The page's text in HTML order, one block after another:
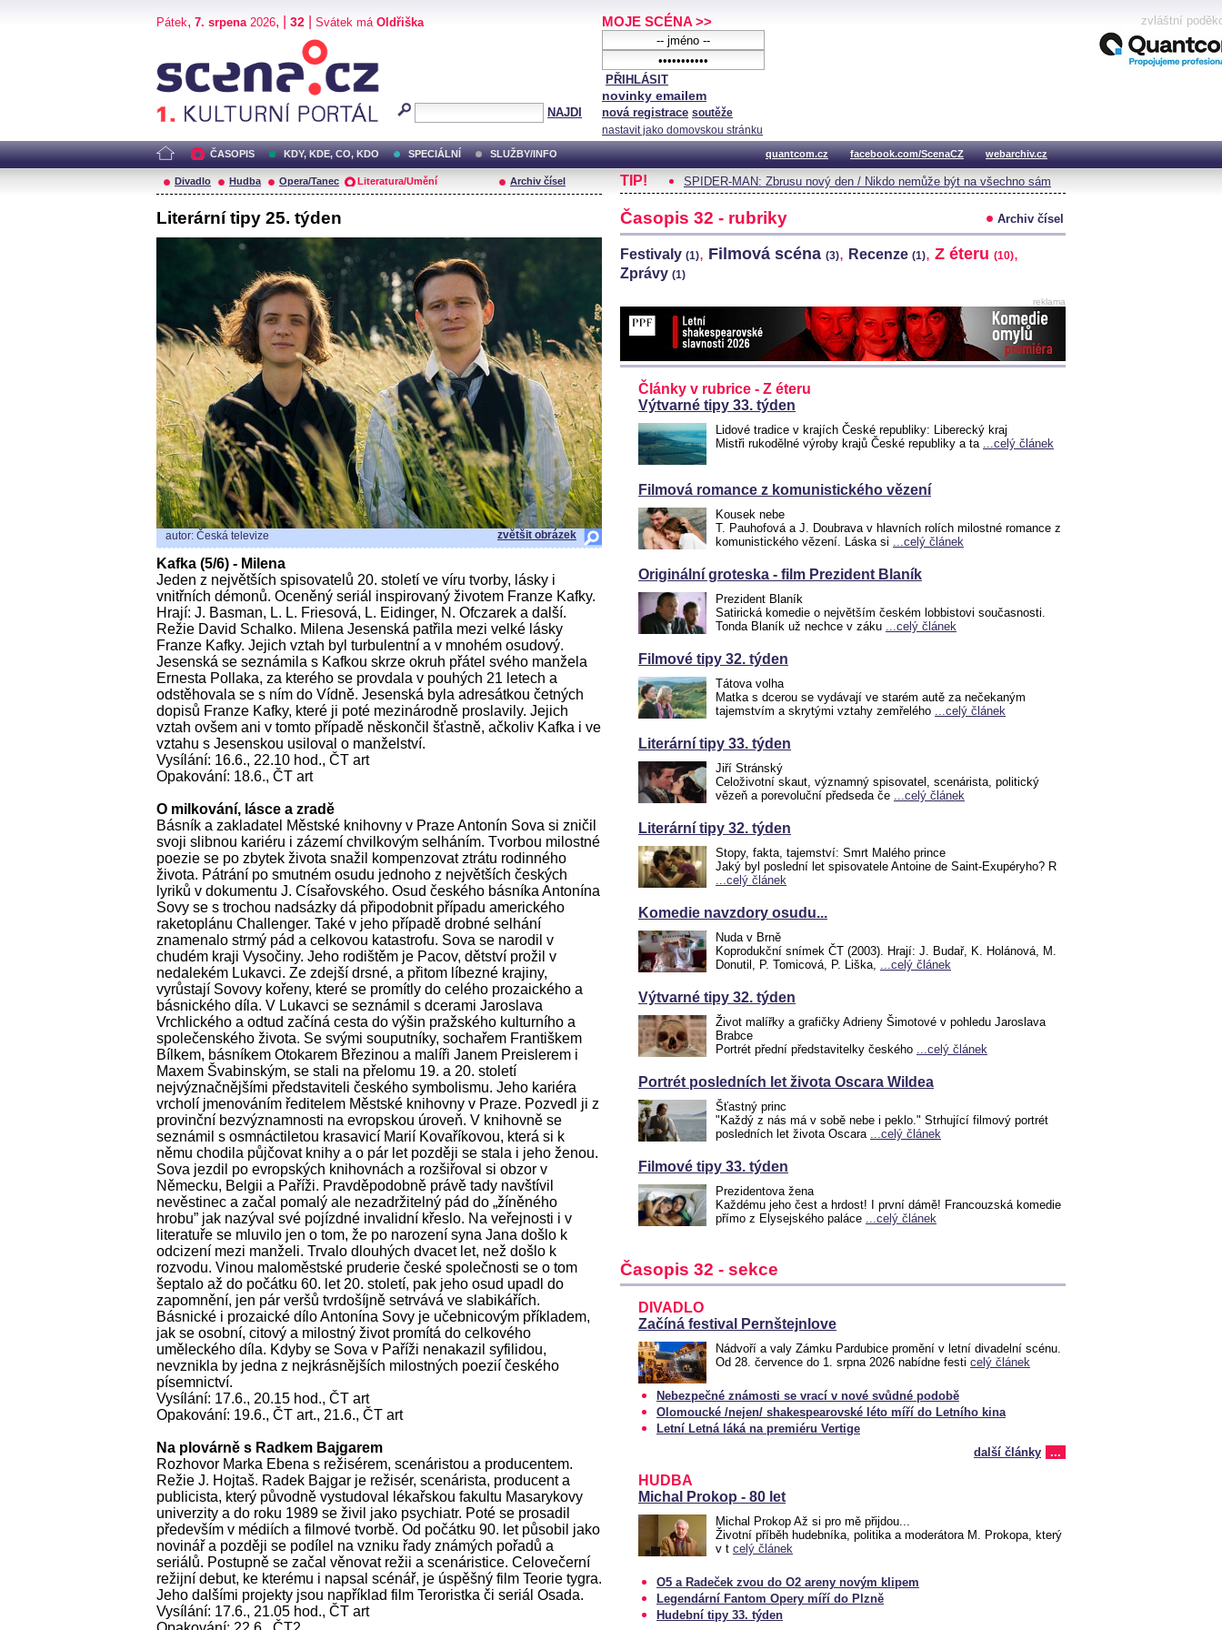
Pátek, 7. srpena2026, | 32 Svátek má Oldřiška
NAJDI
MOJE SCÉNA >>
PŘIHLÁSIT
novinky emailem
nová registrace soutěže
nastavit jako domovskou stránku
zvláštní
ČASOPIS KDY, KDE, CO, KDO SPECIÁLNÍ SLUŽBY/INFO quantcom.cz facebook.com/ScenaCZ webarchiv.cz
Divadlo Hudba Opera/Tanec Literatura/Umění Archiv čísel
Literární tipy 25. týden
autor: Česká televize zvětšit obrázek
Kafka (5/6) - Milena
Jeden z největších spisovatelů 20. století ve víru tvorby, lásky i
vnitřních démonů. Oceněný seriál inspirovaný životem Franze Kafky.
Hrají: J. Basman, L. L. Friesová, L. Eidinger, N. Ofczarek a další.
Režie David Schalko. Milena Jesenská patřila mezi velké lásky
Franze Kafky. Jejich vztah byl turbulentní a v mnohém osudový.
Jesenská se seznámila s Kafkou skrze okruh přátel svého manžela
Ernesta Pollaka, za kterého se provdala v pouhých 21 letech a
odstěhovala se s ním do Vídně. Jesenská byla adresátkou četných
dopisů Franze Kafky, které ji poté mezinárodně proslavily. Jejich
vztah ovšem ani v tomto případě něskončil šťastně, ačkoliv Kafka i ve
vztahu s Jesenskou usiloval o manželství.
Vysílání: 16.6., 22.10 hod., ČT art
Opakování: 18.6., ČT art
O milkování, lásce a zradě
Básník a zakladatel Městské knihovny v Praze Antonín Sova si zničil
svoji slibnou kariéru i zázemí chvilkovým selháním. Tvorbou milostné
poezie se po zbytek života snažil kompenzovat ztrátu rodinného
života. Pátrání po smutném osudu jednoho z největších českých
lyriků v dokumentu J. Císařovského. Osud českého básníka Antonína
Sovy se s trochou nadsázky dá připodobnit případu amerického
raketoplánu Challenger. Také v jeho případě drobné selhání
znamenalo strmý pád a celkovou katastrofu. Sova se narodil v
chudém kraji Vysočiny. Jeho rodištěm je Pacov, dětství prožil v
nedalekém Lukavci. Ze zdejší drsné, a přitom líbezné krajiny,
vyrůstají Sovovy kořeny, které se promítly do celého prozaického a
básnického díla. V Lukavci se seznámil s dcerami Jaroslava
Vrchlického a odtud začíná cesta do výšin pražského kulturního a
společenského života. Se svými souputníky, sochařem Františkem
Bílkem, básníkem Otokarem Březinou a malíři Janem Preislerem i
Maxem Švabinským, se stali na přelomu 19. a 20. století
nejvýznačnějšími představiteli českého symbolismu. Jeho kariéra
vrcholí jmenováním ředitelem Městské knihovny v Praze. Pozvedl ji z
provinční bezvýznamnosti na evropskou úroveň. V knihovně se
seznámil s osmnáctiletou krasavicí Marií Kovaříkovou, která si k
němu chodila půjčovat knihy a o pár let později se stala i jeho ženou.
Sova jezdil po evropských knihovnách a rozšiřoval si obzor v
Německu, Belgii a Paříži. Pravděpodobně právě tady navštívil
nevěstinec a začal pomalý ale nezadržitelný pád do „žíněného
hrobu” jak nazýval své pojízdné invalidní křeslo. Na veřejnosti i v
literatuře se mluvilo jen o tom, že po narození syna Jana došlo k
odcizení mezi manželi. Trvalo dlouhých dvacet let, než došlo k
rozvodu. Vinou maloměstské pruderie české společnosti se o tom
šeptalo až do počátku 60. let 20. století, pak jeho osud upadl do
zapomnění, jen pár veršů tvrdošíjně setrvává ve slabikářích.
Básnické i prozaické dílo Antonína Sovy je učebnicovým příkladem,
jak se osobní, citový a milostný život promítá do celkového
uměleckého díla. Kdyby se Sova v Paříži nenakazil syfilidou,
nevznikla by jedna z nejkrásnějších milostných poezií českého
písemnictví.
Vysílání: 17.6., 20.15 hod., ČT art
Opakování: 19.6., ČT art., 21.6., ČT art
Na plovárně s Radkem Bajgarem
Rozhovor Marka Ebena s režisérem, scenáristou a producentem.
Režie J. Hojtaš. Radek Bajgar je režisér, scenárista, producent a
publicista, který původně vystudoval lékařskou fakultu Masarykovy
univerzity a do roku 1989 se živil jako psychiatr. Poté se prosadil
především v médiích a filmové tvorbě. Od počátku 90. let působil jako
novinář a později se podílel na vzniku řady známých pořadů a
seriálů. Postupně se začal věnovat režii a scenáristice. Celovečerní
režijní debut, ke kterému i napsal scénář, je úspěšný film Teorie tygra.
Jeho dalšími projekty jsou například film Teroristka či seriál Osada.
Vysílání: 17.6., 21.05 hod., ČT art
TIP! SPIDER-MAN: Zbrusu nový den / Nikdo nemůže být na všechno sám
Časopis 32 - rubriky Archiv čísel
Festivaly (1), Filmová scéna (3), Recenze (1), Z éteru (10),
Zprávy (1)
reklama
Články v rubrice - Z éteru
Výtvarné tipy 33. týden
Lidové tradice v krajích České republiky: Liberecký kraj
Mistři rukodělné výroby krajů České republiky a ta ...celý článek
Filmová romance z komunistického vězení
Kousek nebe
T. Pauhofová a J. Doubrava v hlavních rolích milostné romance z
komunistického vězení. Láska si ...celý článek
Originální groteska - film Prezident Blaník
Prezident Blaník
Satirická komedie o největším českém lobbistovi současnosti.
Tonda Blaník už nechce v záku ...celý článek
Filmové tipy 32. týden
Tátova volha
Matka s dcerou se vydávají ve starém autě za nečekaným
tajemstvím a skrytými vztahy zemřelého ...celý článek
Literární tipy 33. týden
Jiří Stránský
Celoživotní skaut, významný spisovatel, scenárista, politický
vězeň a porevoluční předseda če ...celý článek
Literární tipy 32. týden
Stopy, fakta, tajemství: Smrt Malého prince
Jaký byl poslední let spisovatele Antoine de Saint-Exupéryho? R
...celý článek
Komedie navzdory osudu...
Nuda v Brně
Koprodukční snímek ČT (2003). Hrají: J. Budař, K. Holánová, M.
Donutil, P. Tomicová, P. Liška, ...celý článek
Výtvarné tipy 32. týden
Život malířky a grafičky Adrieny Šimotové v pohledu Jaroslava
Brabce
Portrét přední představitelky českého ...celý článek
Portrét posledních let života Oscara Wildea
Šťastný princ
"Každý z nás má v sobě nebe i peklo." Strhující filmový portrét
posledních let života Oscara ...celý článek
Filmové tipy 33. týden
Prezidentova žena
Každému jeho čest a hrdost! I první dámě! Francouzská komedie
přímo z Elysejského paláce ...celý článek
Časopis 32 - sekce
DIVADLO
Začíná festival Pernštejnlove
Nádvoří a valy Zámku Pardubice promění v letní divadelní scénu.
Od 28. července do 1. srpna 2026 nabídne festi celý článek
Nebezpečné známosti se vrací v nové svůdné podobě
Olomoucké /nejen/ shakespearovské léto míří do Letního kina
Letní Letná láká na premiéru Vertige
další články
...
HUDBA
Michal Prokop - 80 let
Michal Prokop Až si pro mě přijdou...
Životní příběh hudebníka, politika a moderátora M. Prokopa, který
v t celý článek
O5 a Radeček zvou do O2 areny novým klipem
Legendární Fantom Opery míří do Plzně
Hudební tipy 33. týden